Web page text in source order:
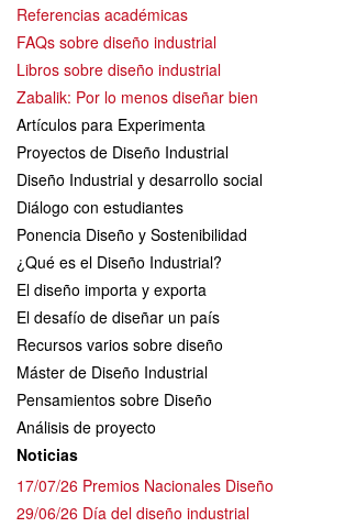
Referencias académicas
FAQs sobre diseño industrial
Libros sobre diseño industrial
Zabalik: Por lo menos diseñar bien
Artículos para Experimenta
Proyectos de Diseño Industrial
Diseño Industrial y desarrollo social
Diálogo con estudiantes
Ponencia Diseño y Sostenibilidad
¿Qué es el Diseño Industrial?
El diseño importa y exporta
El desafío de diseñar un país
Recursos varios sobre diseño
Máster de Diseño Industrial
Pensamientos sobre Diseño
Análisis de proyecto
Noticias
17/07/26 Premios Nacionales Diseño
29/06/26 Día del diseño industrial